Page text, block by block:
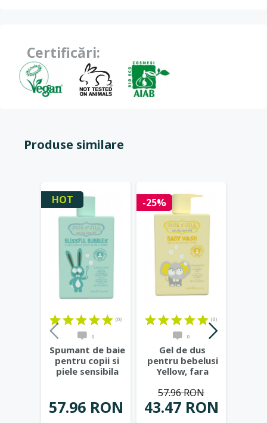
Certificări:
Produse similare
HOT
(0)
0
Spumant de baie
pentru copii si
piele sensibila
57.96 RON
-25%
(0)
0
Gel de dus
pentru bebelusi
Yellow, fara
hipoalergenic,
43.47 RON
57.96 RON